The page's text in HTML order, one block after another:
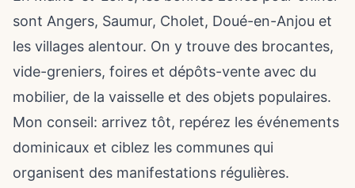
sont Angers, Saumur, Cholet, Doué-en-Anjou et
les villages alentour. On y trouve des brocantes,
vide-greniers, foires et dépôts-vente avec du
mobilier, de la vaisselle et des objets populaires.
Mon conseil: arrivez tôt, repérez les événements
dominicaux et ciblez les communes qui
organisent des manifestations régulières.